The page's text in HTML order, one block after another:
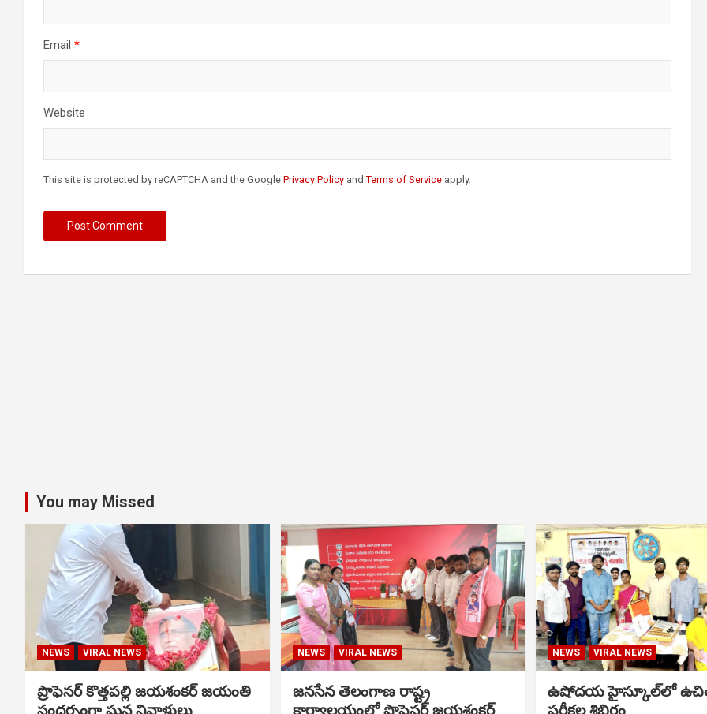
Email *
Website
This site is protected by reCAPTCHA and the Google Privacy Policy and Terms of Service apply.
You may Missed
NEWS VIRAL NEWS
ప్రొఫెసర్ కొత్తపల్లి జయశంకర్ జయంతి
సందర్భంగా ఘన నివాళులు
NEWS VIRAL NEWS
జనసేన తెలంగాణ రాష్ట్ర
కార్యాలయంలో ప్రొఫెసర్ జయశంకర్
NEWS VIRAL NEWS
ఉషోదయ హైస్కూల్‌లో
పరీక్షల శిబిరం